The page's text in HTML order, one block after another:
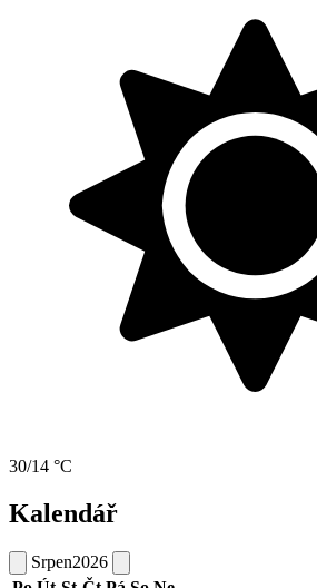
30/14 °C
Kalendář
Srpen2026